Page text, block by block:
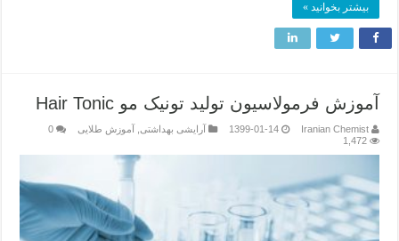
بیشتر بخوانید »
آموزش فرمولاسیون تولید تونیک مو Hair Tonic
Iranian Chemist
1399-01-14 آرایشی بهداشتی آموزش طلایی
0
1,472